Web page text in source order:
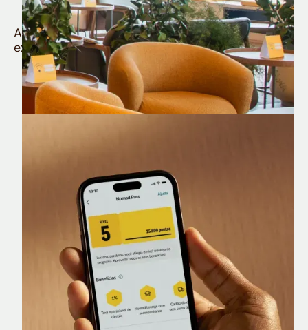
muito mais
Aproveite todos os benefícios e vantagens
exclusivas da sua Conta Internacional
Nomad Lounge
Sala VIP no Aeroporto de Guarulhos